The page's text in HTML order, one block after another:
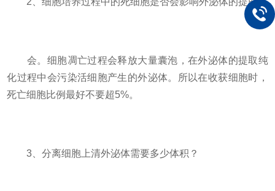
会。细胞凋亡过程会释放大量囊泡，在外泌体的提取纯
化过程中会污染活细胞产生的外泌体。所以在收获细胞时，
死亡细胞比例最好不要超5%。
3、分离细胞上清外泌体需要多少体积？